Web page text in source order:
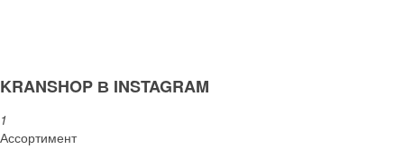
KRANSHOP В INSTAGRAM
1
Ассортимент